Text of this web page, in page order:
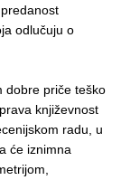
odlučuju o
dobre priče teško
književnost
radu, u
će iznimna